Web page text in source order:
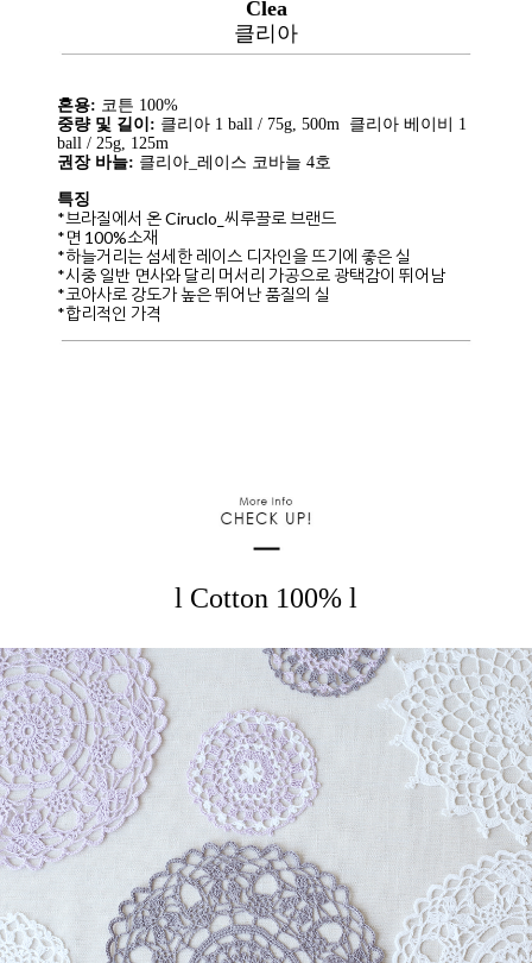
Clea
클리아
혼용: 코튼 100%
중량 및 길이: 클리아 1 ball / 75g, 500m 클리아 베이비 1
ball / 25g, 125m
권장 바늘: 클리아_레이스 코바늘 4호
특징
*브라질에서 온 Ciruclo_씨루끌로 브랜드
*면 100%소재
*하늘거리는 섬세한 레이스 디자인을 뜨기에 좋은 실
*시중 일반 면사와 달리 머서리 가공으로 광택감이 뛰어남
*코아사로 강도가 높은 뛰어난 품질의 실
*합리적인 가격
l Cotton 100% l